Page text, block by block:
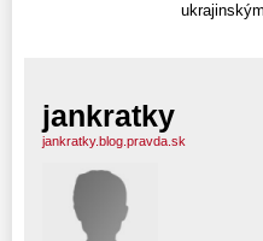
jankratky
jankratky.blog.pravda.sk